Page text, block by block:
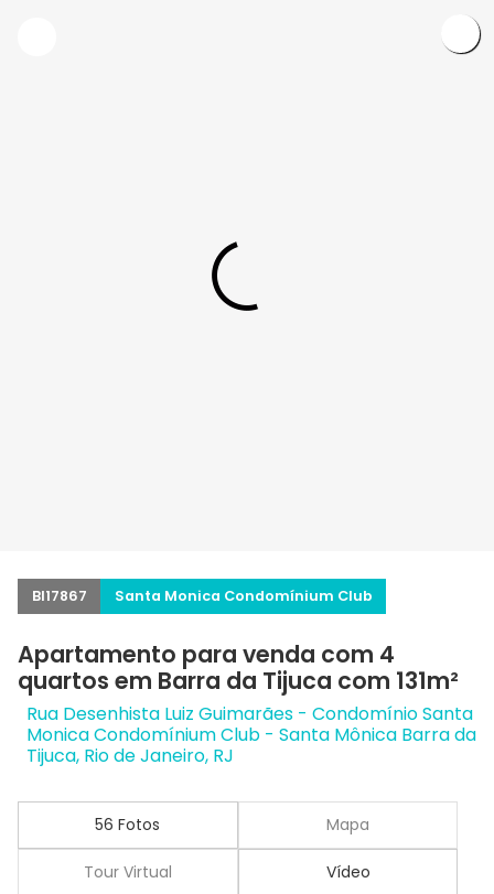
BI17867 Santa Monica Condomínium Club
Apartamento para venda com 4
quartos em Barra da Tijuca com 131m²
Rua Desenhista Luiz Guimarães - Condomínio Santa
Monica Condomínium Club - Santa Mônica Barra da
Tijuca, Rio de Janeiro, RJ
56 Fotos Mapa
Tour Virtual Vídeo